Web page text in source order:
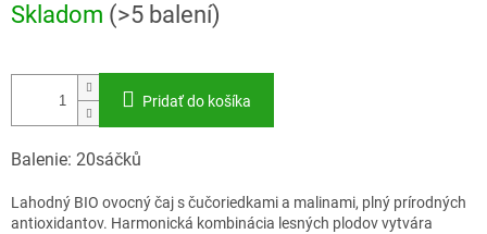
Skladom (>5 balení)
Pridať do košíka
Balenie: 20sáčků
Lahodný BIO ovocný čaj s čučoriedkami a malinami, plný prírodných
antioxidantov. Harmonická kombinácia lesných plodov vytvára